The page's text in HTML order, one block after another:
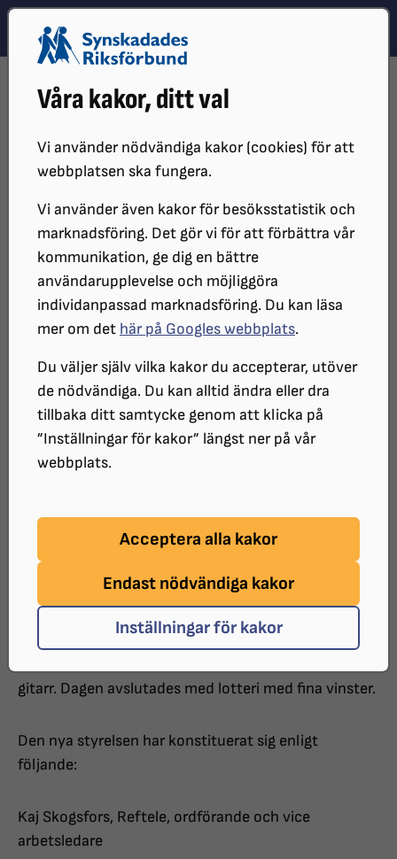
Våra kakor, ditt val
Vi använder nödvändiga kakor (cookies) för att
webbplatsen ska fungera.
Vi använder även kakor för besöksstatistik och
marknadsföring. Det gör vi för att förbättra vår
kommunikation, ge dig en bättre
användarupplevelse och möjliggöra
individanpassad marknadsföring. Du kan läsa
mer om det här på Googles webbplats.
Du väljer själv vilka kakor du accepterar, utöver
de nödvändiga. Du kan alltid ändra eller dra
tillbaka ditt samtycke genom att klicka på
”Inställningar för kakor” längst ner på vår
webbplats.
Acceptera alla kakor
Endast nödvändiga kakor
Inställningar för kakor
Hoppa till innehåll
Hoppa till hitta snabbt
DISTRIKT
SRF JÖNKÖPINGS LÄN
Årsmöte
Lördagen den 11 april hade vi vårt årsmöte på Best
Western Hotell i Värnamo.
Vår distriktsordförande Kaj Skogsfors kunde hälsa
ett 30-tal medlemmar välkomna.
Mötesordförande var Linus Forsberg, som är ledamot
i förbundsstyrelsen. Linus ledde förhandlingarna på
ett mycket bra sätt.
ordförande för ytterligare ett år.
Vi avtackade Mattias Flodin som suttit med i
distriktsstyrelsen under flera år.
På eftermiddagen blev det musikunderhållning med
gitarr. Dagen avslutades med lotteri med fina vinster.
Den nya styrelsen har konstituerat sig enligt
följande:
Kaj Skogsfors, Reftele, ordförande och vice
arbetsledare